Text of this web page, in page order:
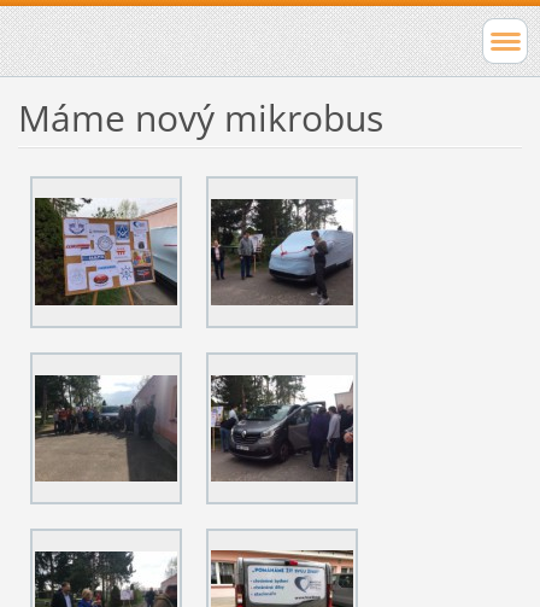
Máme nový mikrobus